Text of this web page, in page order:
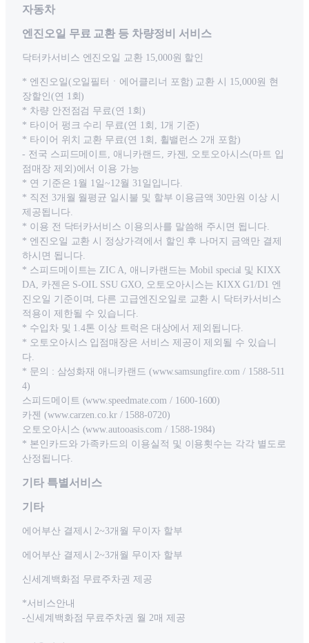
자동차
엔진오일 무료 교환 등 차량정비 서비스
닥터카서비스 엔진오일 교환 15,000원 할인
* 엔진오일(오일필터ㆍ에어클리너 포함) 교환 시 15,000원 현
장할인(연 1회)
* 차량 안전점검 무료(연 1회)
* 타이어 펑크 수리 무료(연 1회, 1개 기준)
* 타이어 위치 교환 무료(연 1회, 휠밸런스 2개 포함)
- 전국 스피드메이트, 애니카랜드, 카젠, 오토오아시스(마트 입
점매장 제외)에서 이용 가능
* 연 기준은 1월 1일~12월 31일입니다.
* 직전 3개월 월평균 일시불 및 할부 이용금액 30만원 이상 시
제공됩니다.
* 이용 전 닥터카서비스 이용의사를 말씀해 주시면 됩니다.
* 엔진오일 교환 시 정상가격에서 할인 후 나머지 금액만 결제
하시면 됩니다.
* 스피드메이트는 ZIC A, 애니카랜드는 Mobil special 및 KIXX
DA, 카젠은 S-OIL SSU GXO, 오토오아시스는 KIXX G1/D1 엔
진오일 기준이며, 다른 고급엔진오일로 교환 시 닥터카서비스
적용이 제한될 수 있습니다.
* 수입차 및 1.4톤 이상 트럭은 대상에서 제외됩니다.
* 오토오아시스 입점매장은 서비스 제공이 제외될 수 있습니
다.
* 문의 : 삼성화재 애니카랜드 (www.samsungfire.com / 1588-511
4)
스피드메이트 (www.speedmate.com / 1600-1600)
카젠 (www.carzen.co.kr / 1588-0720)
오토오아시스 (www.autooasis.com / 1588-1984)
* 본인카드와 가족카드의 이용실적 및 이용횟수는 각각 별도로
산정됩니다.
기타 특별서비스
기타
에어부산 결제시 2~3개월 무이자 할부
에어부산 결제시 2~3개월 무이자 할부
신세계백화점 무료주차권 제공
*서비스안내
-신세계백화점 무료주차권 월 2매 제공